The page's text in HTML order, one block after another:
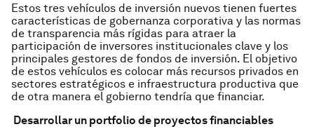
Estos tres vehículos de inversión nuevos tienen fuertes
características de gobernanza corporativa y las normas
de transparencia más rígidas para atraer la
participación de inversores institucionales clave y los
principales gestores de fondos de inversión. El objetivo
de estos vehículos es colocar más recursos privados en
sectores estratégicos e infraestructura productiva que
de otra manera el gobierno tendría que financiar.
Desarrollar un portfolio de proyectos financiables